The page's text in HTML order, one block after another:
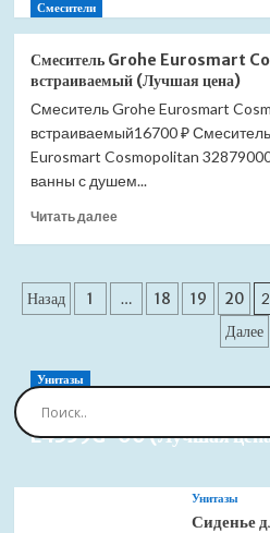
Мойка
для
кухни
Granula
5801
песок
Смесители
Смеситель Grohe Eurosmart
встраиваемый (Лучшая цена)
Смеситель Grohe Eurosmart
встраиваемый16700 ₽
Eurosmart Cosmopolitan
ванны с душем...
Читать далееПрочитать
Grohe
Eurosmart
Пагинация
Назад 1 … 18 19 20
Далее
Унитазы
Сиденье для унитаза
E4359G-00 (Лучшая
Унитазы
Сиденье